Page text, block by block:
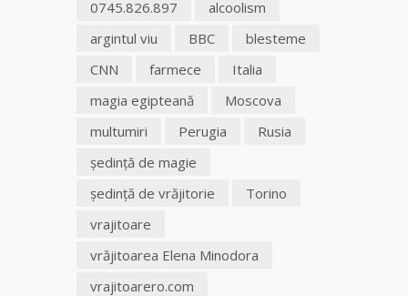
0745.826.897
alcoolism
argintul viu
BBC
blesteme
CNN
farmece
Italia
magia egipteană
Moscova
multumiri
Perugia
Rusia
şedinţă de magie
şedinţă de vrăjitorie
Torino
vrajitoare
vrăjitoarea Elena Minodora
vrajitoarero.com